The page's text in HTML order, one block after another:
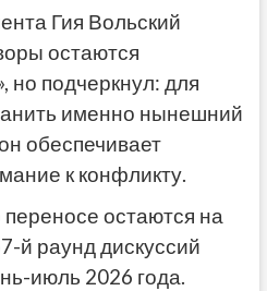
Гия Вольский
остаются
но подчеркнул: для
именно нынешний
обеспечивает
к конфликту.
остаются на
й раунд дискуссий
июль 2026 года.